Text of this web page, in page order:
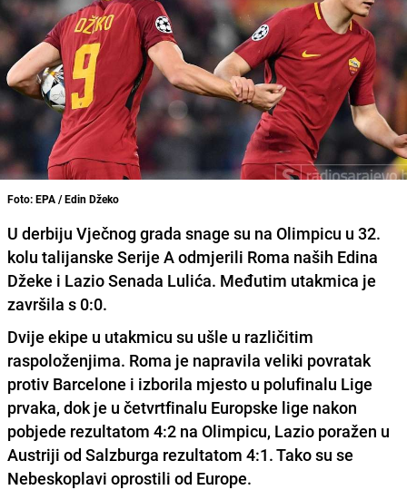
Foto: EPA / Edin Džeko
U derbiju Vječnog grada snage su na Olimpicu u 32.
kolu talijanske Serije A odmjerili Roma naših Edina
Džeke i Lazio Senada Lulića. Međutim utakmica je
završila s 0:0.
Dvije ekipe u utakmicu su ušle u različitim
raspoloženjima. Roma je napravila veliki povratak
protiv Barcelone i izborila mjesto u polufinalu Lige
prvaka, dok je u četvrtfinalu Europske lige nakon
pobjede rezultatom 4:2 na Olimpicu, Lazio poražen u
Austriji od Salzburga rezultatom 4:1. Tako su se
Nebeskoplavi oprostili od Europe.